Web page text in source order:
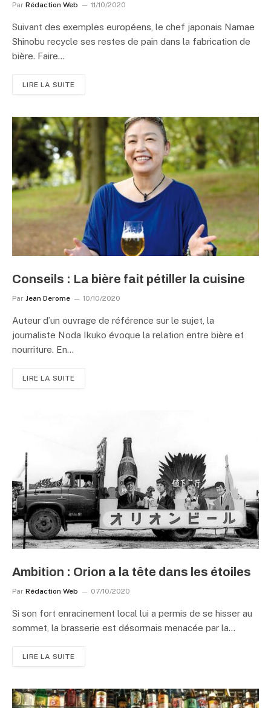
Par Rédaction Web 11/10/2020
Suivant des exemples européens, le chef japonais Namae
Shinobu recycle ses restes de pain dans la fabrication de
bière. Faire…
LIRE LA SUITE
Conseils : La bière fait pétiller la cuisine
Par Jean Derome 10/10/2020
Auteur d’un ouvrage de référence sur le sujet, la
journaliste Noda Ikuko évoque la relation entre bière et
nourriture. En…
LIRE LA SUITE
Ambition : Orion a la tête dans les étoiles
Par Rédaction Web 07/10/2020
Si son fort enracinement local lui a permis de se hisser au
sommet, la brasserie est désormais menacée par la…
LIRE LA SUITE